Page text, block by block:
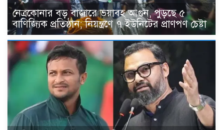
নেত্রকোনার বড় বাজারে ভয়াবহ আগুন, পুড়ছে ৫
বাণিজ্যিক প্রতিষ্ঠান; নিয়ন্ত্রণে ৭ ইউনিটের প্রাণপণ চেষ্টা